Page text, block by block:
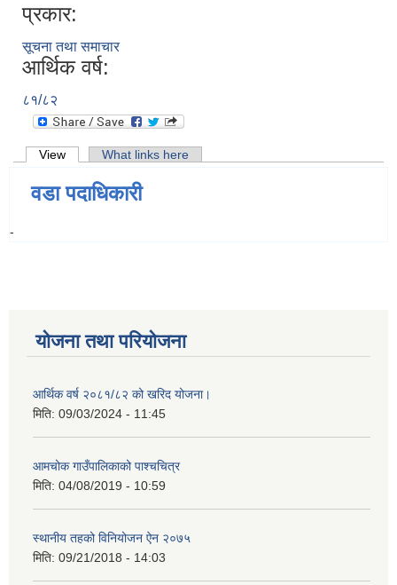
प्रकार:
सूचना तथा समाचार
आर्थिक वर्ष:
८१/८२
Primary tabs
View (active tab)What links here
वडा पदाधिकारी
-
योजना तथा परियोजना
आर्थिक वर्ष २०८१/८२ को खरिद योजना।
मिति: 09/03/2024 - 11:45
आमचोक गाउँपालिकाको पाश्चचित्र
मिति: 04/08/2019 - 10:59
स्थानीय तहको विनियोजन ऐन २०७५
मिति: 09/21/2018 - 14:03